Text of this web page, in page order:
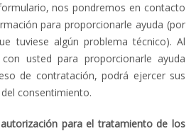
nos pondremos en contacto
para proporcionarle ayuda (por
tuviese algún problema técnico). Al
usted para proporcionarle ayuda
de contratación, podrá ejercer sus
consentimiento.
para el tratamiento de los